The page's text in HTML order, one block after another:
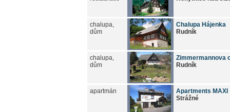
chalupa,
dům
Chalupa Hájenka
Rudník
chalupa,
dům
Zimmermannova
Rudník
apartmán
Apartments MAXI
Strážné